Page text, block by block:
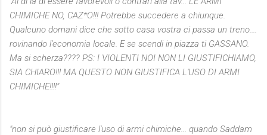
CHIMICHE NO, CAZ*O!!! Potrebbe succedere a chiunque.
Qualcuno domani dice che sotto casa vostra ci passa un treno....
rovinando l'economia locale. E se scendi in piazza ti GASSANO.
Ma si scherza???? PS: I VIOLENTI NOI NON LI GIUSTIFICHIAMO,
SIA CHIARO!!! MA QUESTO NON GIUSTIFICA L'USO DI ARMI
CHIMICHE!!!!"
"non si può giustificare l'uso di armi chimiche... quando Saddam